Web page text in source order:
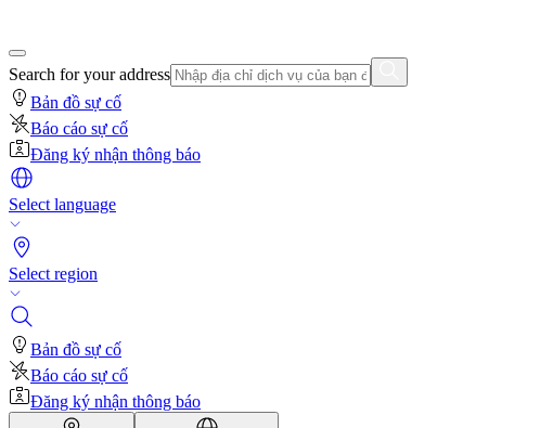
Search for your address
Bản đồ sự cố
Báo cáo sự cố
Đăng ký nhận thông báo
Select language
Select region
Bản đồ sự cố
Báo cáo sự cố
Đăng ký nhận thông báo